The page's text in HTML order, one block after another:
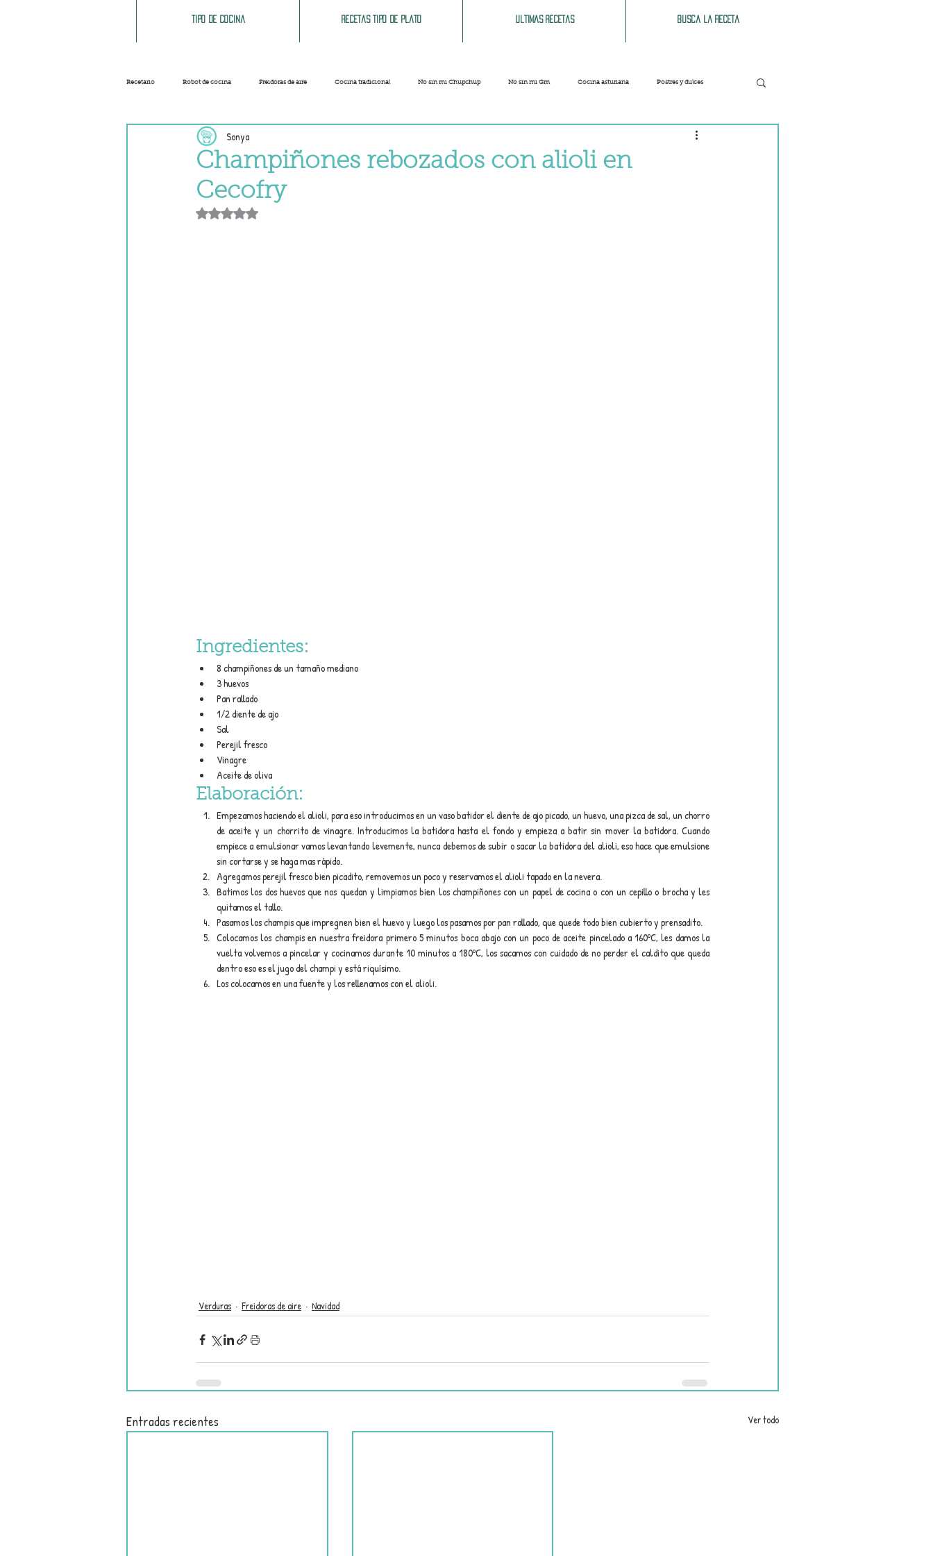
Busca la receta
Ultimas recetas
Recetas tipo de plato
Tipo de cocina
Recetario Robot de cocina Freidoras de aire Cocina tradicional No sin mi Chupchup No sin mi Gm Cocina asturiana Postres y dulces
Sopas y cremas Bebidas
Masas Recetas base
Champiñones rebozados con alioli en
Cecofry
Sonya
Obtuvo NaN de 5 estrellas.
Ingredientes:
8 champiñones de un tamaño mediano
3 huevos
Pan rallado
1/2 diente de ajo
Sal
Perejil fresco
Vinagre
Aceite de oliva
Elaboración:
Empezamos haciendo el alioli, para eso introducimos en un vaso batidor el diente de ajo picado, un huevo, una pizca de sal, un chorro
de aceite y un chorrito de vinagre. Introducimos la batidora hasta el fondo y empieza a batir sin mover la batidora. Cuando
empiece a emulsionar vamos levantando levemente, nunca debemos de subir o sacar la batidora del alioli, eso hace que emulsione
sin cortarse y se haga mas rápido.
Agregamos perejil fresco bien picadito, removemos un poco y reservamos el alioli tapado en la nevera.
Batimos los dos huevos que nos quedan y limpiamos bien los champiñones con un papel de cocina o con un cepillo o brocha y les
quitamos el tallo.
Pasamos los champis que impregnen bien el huevo y luego los pasamos por pan rallado, que quede todo bien cubierto y prensadito.
Colocamos los champis en nuestra freidora primero 5 minutos boca abajo con un poco de aceite pincelado a 160ºC, les damos la
vuelta volvemos a pincelar y cocinamos durante 10 minutos a 180ºC, los sacamos con cuidado de no perder el caldito que queda
dentro eso es el jugo del champi y está riquísimo.
Los colocamos en una fuente y los rellenamos con el alioli.
Verduras Freidoras de aire Navidad
Entradas recientes Ver todo